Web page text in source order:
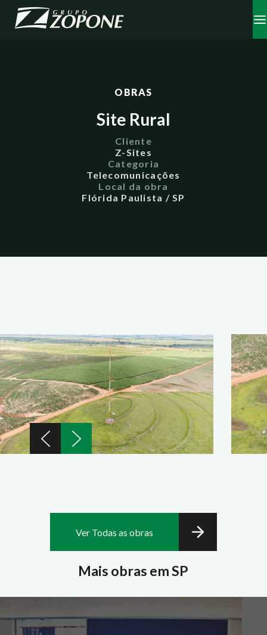
OBRAS
Site Rural
Cliente
Z-Sites
Categoria
Telecomunicações
Local da obra
Flórida Paulista / SP
Mais obras em SP
Ver Todas as obras